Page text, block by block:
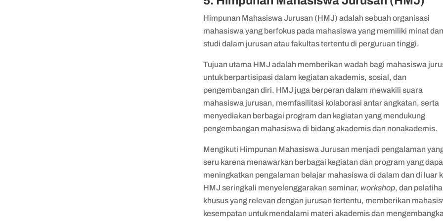
Himpunan Mahasiswa Jurusan (HMJ) adalah sebuah organisasi
mahasiswa yang berfokus pada mahasiswa yang memiliki minat dan
studi dalam jurusan atau fakultas tertentu di perguruan tinggi.
Tujuan utama HMJ adalah memberikan wadah bagi mahasiswa
untuk berpartisipasi dalam kegiatan akademis, sosial, dan
pengembangan diri. HMJ juga berperan dalam mewakili suara
mahasiswa jurusan, memfasilitasi kolaborasi antar angkatan, serta
menyediakan berbagai program dan kegiatan yang mendukung
pengembangan mahasiswa di bidang akademis dan nonakademis.
Mengikuti Himpunan Mahasiswa Jurusan menjadi pengalaman
seru karena menawarkan berbagai kegiatan dan program yang
meningkatkan pengalaman belajar mahasiswa di dalam dan di luar
HMJ seringkali menyelenggarakan seminar, workshop, dan
khusus yang relevan dengan jurusan tertentu, memberikan
kesempatan untuk mendalami materi akademis dan